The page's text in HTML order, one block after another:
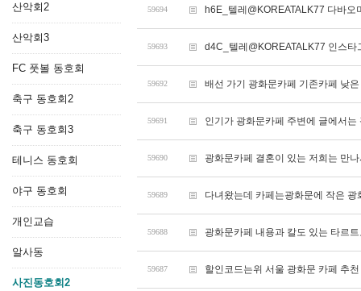
산악회2
산악회3
FC 풋볼 동호회
축구 동호회2
축구 동호회3
테니스 동호회
야구 동호회
개인교습
알사동
사진동호회2
59694 h6E_텔레@KOREATALK77 다바오
59693 d4C_텔레@KOREATALK77 인스
59692 배선 가기 광화문카페 기존카페 낮
59691 인기가 광화문카페 주변에 글에서
59690 광화문카페 결혼이 있는 저희는 만
59689 다녀왔는데 카페는광화문에 작은
59688 광화문카페 내용과 칼도 있는 타르
59687 할인코드는위 서울 광화문 카페 추